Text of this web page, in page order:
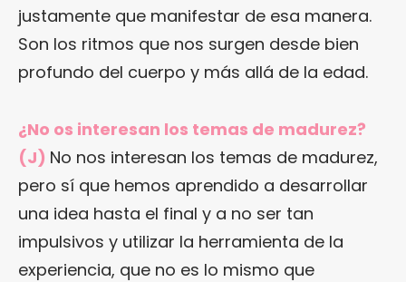
justamente que manifestar de esa manera.
Son los ritmos que nos surgen desde bien
profundo del cuerpo y más allá de la edad.
¿No os interesan los temas de madurez?
(J) No nos interesan los temas de madurez,
pero sí que hemos aprendido a desarrollar
una idea hasta el final y a no ser tan
impulsivos y utilizar la herramienta de la
experiencia, que no es lo mismo que